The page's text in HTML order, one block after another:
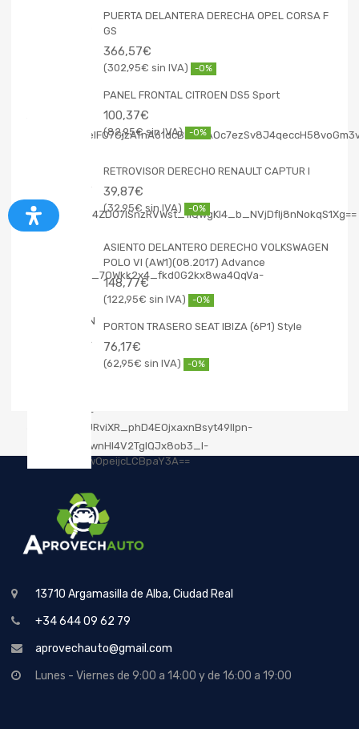
PUERTA DELANTERA DERECHA OPEL CORSA F
GS
366,57€
302,95€ -0%
PANEL FRONTAL CITROEN DS5 Sport
100,37€
82,95€ -0%
RETROVISOR DERECHO RENAULT CAPTUR I
39,87€
32,95€ -0%
ASIENTO DELANTERO DERECHO VOLKSWAGEN
POLO VI (AW1)(08.2017) Advance
148,77€
122,95€ -0%
PORTON TRASERO SEAT IBIZA (6P1) Style
76,17€
62,95€ -0%
13710 Argamasilla de Alba, Ciudad Real
+34 644 09 62 79
aprovechauto@gmail.com
Lunes - Viernes de 9:00 a 14:00 y de 16:00 a 19:00